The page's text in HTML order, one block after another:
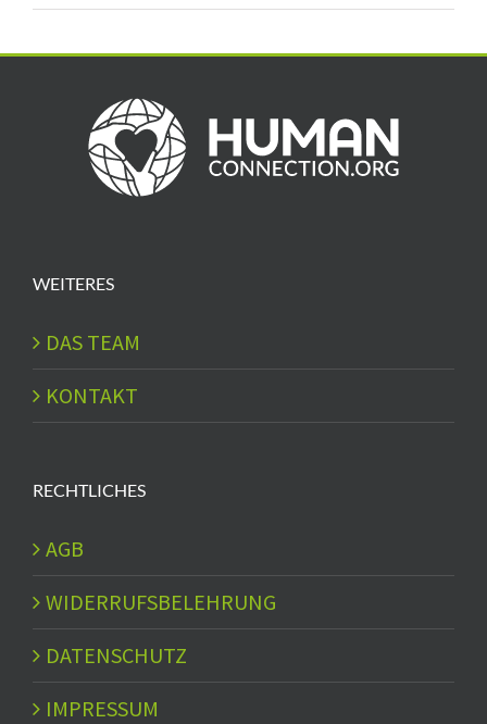
WEITERES
DAS TEAM
KONTAKT
RECHTLICHES
AGB
WIDERRUFSBELEHRUNG
DATENSCHUTZ
IMPRESSUM